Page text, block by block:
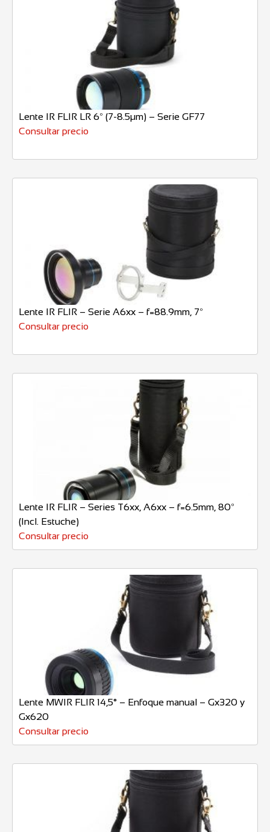
Lente IR FLIR LR 6º (7-8.5µm) – Serie GF77
Consultar precio
Lente IR FLIR – Serie A6xx – f=88.9mm, 7º
Consultar precio
Lente IR FLIR – Series T6xx, A6xx – f=6.5mm, 80º
(Incl. Estuche)
Consultar precio
Lente MWIR FLIR 14,5° – Enfoque manual – Gx320 y
Gx620
Consultar precio